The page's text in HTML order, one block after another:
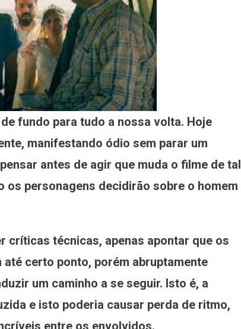
fundo para tudo a nossa volta. Hoje
manifestando ódio sem parar um
antes de agir que muda o filme de tal
os personagens decidirão sobre o homem
críticas técnicas, apenas apontar que os
certo ponto, porém abruptamente
um caminho a se seguir. Isto é, a
e isto poderia causar perda de ritmo,
entre os envolvidos.